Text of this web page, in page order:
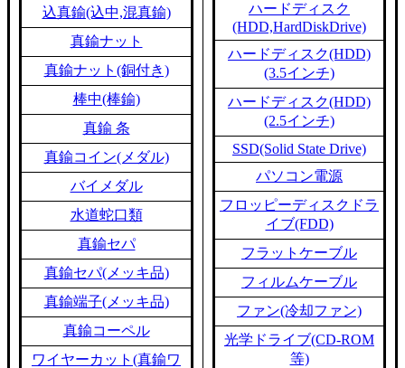
込真鍮(込中,混真鍮)
真鍮ナット
真鍮ナット(銅付き)
棒中(棒鍮)
真鍮 条
真鍮コイン(メダル)
バイメダル
水道蛇口類
真鍮セパ
真鍮セパ(メッキ品)
真鍮端子(メッキ品)
真鍮コーペル
ワイヤーカット(真鍮ワ
ハードディスク
(HDD,HardDiskDrive)
ハードディスク(HDD)
(3.5インチ)
ハードディスク(HDD)
(2.5インチ)
SSD(Solid State Drive)
パソコン電源
フロッピーディスクドラ
イブ(FDD)
フラットケーブル
フィルムケーブル
ファン(冷却ファン)
光学ドライブ(CD-ROM
等)